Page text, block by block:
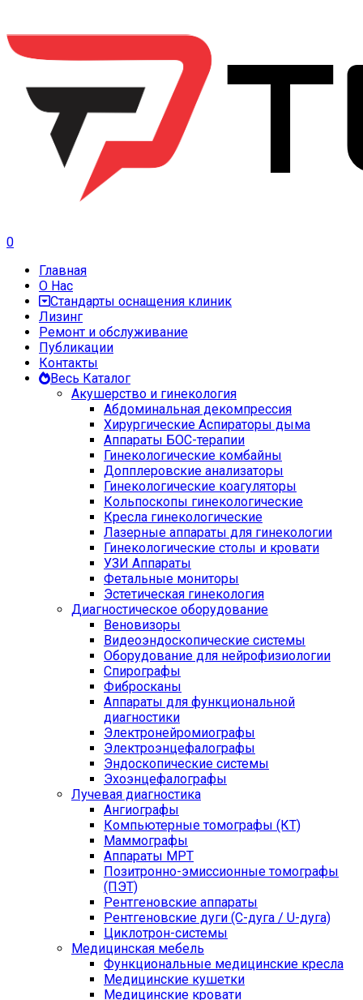
0
Главная
О Нас
Стандарты оснащения клиник
Лизинг
Ремонт и обслуживание
Публикации
Контакты
Весь Каталог
Акушерство и гинекология
Абдоминальная декомпрессия
Хирургические Аспираторы дыма
Аппараты БОС-терапии
Гинекологические комбайны
Допплеровские анализаторы
Гинекологические коагуляторы
Кольпоскопы гинекологические
Кресла гинекологические
Лазерные аппараты для гинекологии
Гинекологические столы и кровати
УЗИ Аппараты
Фетальные мониторы
Эстетическая гинекология
Диагностическое оборудование
Веновизоры
Видеоэндоскопические системы
Оборудование для нейрофизиологии
Спирографы
Фибросканы
Аппараты для функциональной
диагностики
Электронейромиографы
Электроэнцефалографы
Эндоскопические системы
Эхоэнцефалографы
Лучевая диагностика
Ангиографы
Компьютерные томографы (КТ)
Маммографы
Аппараты МРТ
Позитронно-эмиссионные томографы
(ПЭТ)
Рентгеновские аппараты
Рентгеновские дуги (С-дуга / U-дуга)
Циклотрон-системы
Медицинская мебель
Функциональные медицинские кресла
Медицинские кушетки
Медицинские кровати